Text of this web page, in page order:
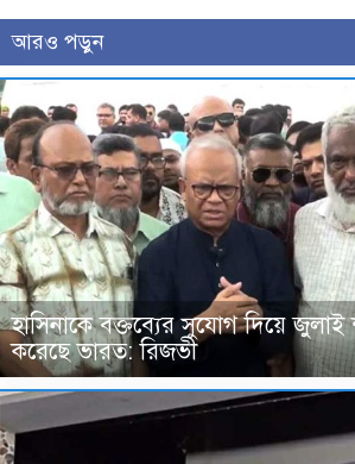
আরও পড়ুন
হাসিনাকে বক্তব্যের সুযোগ দিয়ে
করেছে ভারত: রিজভী